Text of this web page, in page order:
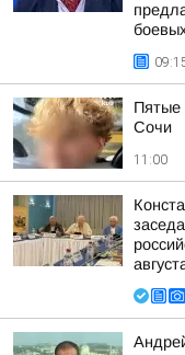
Пятые
Сочи
11:00